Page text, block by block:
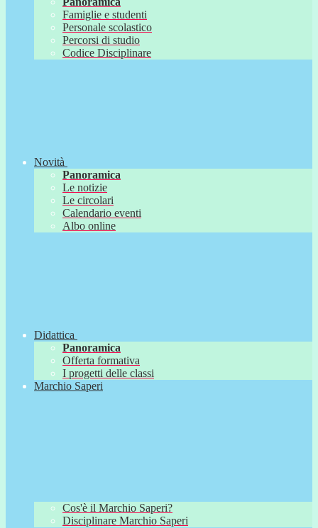
Famiglie e studenti
Personale scolastico
Percorsi di studio
Codice Disciplinare
Novità
Panoramica
Le notizie
Le circolari
Calendario eventi
Albo online
Didattica
Panoramica
Offerta formativa
I progetti delle classi
Marchio Saperi
Cos'è il Marchio Saperi?
Disciplinare Marchio Saperi